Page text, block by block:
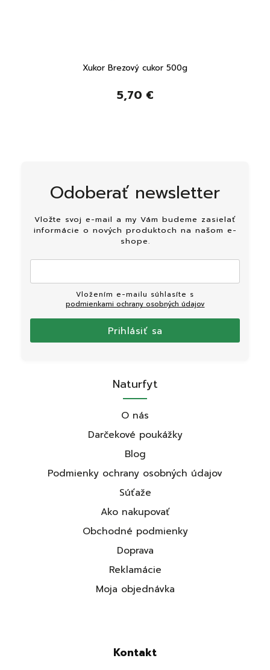
Xukor Brezový cukor 500g
5,70 €
Odoberať newsletter
Vložte svoj e-mail a my Vám budeme zasielať
informácie o nových produktoch na našom e-
shope.
podmienkami ochrany osobných údajov
Prihlásiť sa
Naturfyt
O nás
Darčekové poukážky
Blog
Podmienky ochrany osobných údajov
Súťaže
Ako nakupovať
Obchodné podmienky
Doprava
Reklamácie
Moja objednávka
Kontakt